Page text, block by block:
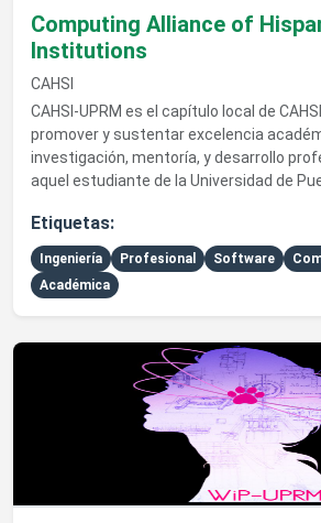
Computing Alliance of
Institutions
CAHSI
CAHSI-UPRM es el capítulo local de
promover y sustentar excelencia
investigación, mentoría, y desarrollo
aquel estudiante de la Universidad de
Etiquetas:
Ingeniería Profesional Software
Académica
Ver detalles de Women in Physics